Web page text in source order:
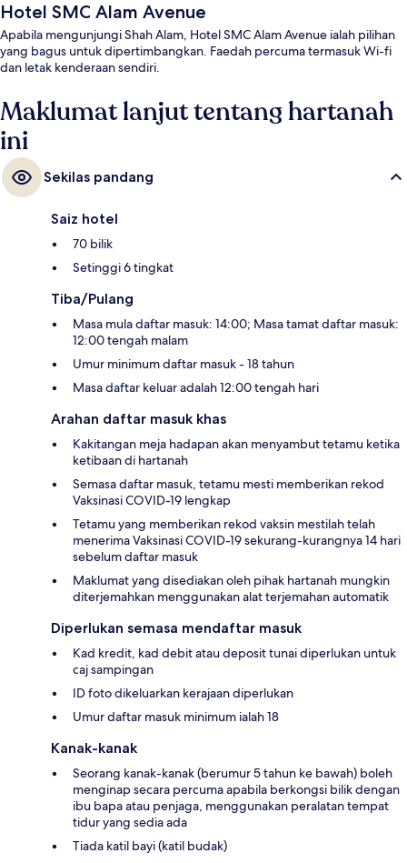
Hotel SMC Alam Avenue
Apabila mengunjungi Shah Alam, Hotel SMC Alam Avenue ialah pilihan
yang bagus untuk dipertimbangkan. Faedah percuma termasuk Wi-fi
dan letak kenderaan sendiri.
Maklumat lanjut tentang hartanah
ini
Sekilas pandang
Saiz hotel
70 bilik
Setinggi 6 tingkat
Tiba/Pulang
Masa mula daftar masuk: 14:00; Masa tamat daftar masuk:
12:00 tengah malam
Umur minimum daftar masuk - 18 tahun
Masa daftar keluar adalah 12:00 tengah hari
Arahan daftar masuk khas
Kakitangan meja hadapan akan menyambut tetamu ketika
ketibaan di hartanah
Semasa daftar masuk, tetamu mesti memberikan rekod
Vaksinasi COVID-19 lengkap
Tetamu yang memberikan rekod vaksin mestilah telah
menerima Vaksinasi COVID-19 sekurang-kurangnya 14 hari
sebelum daftar masuk
Maklumat yang disediakan oleh pihak hartanah mungkin
diterjemahkan menggunakan alat terjemahan automatik
Diperlukan semasa mendaftar masuk
Kad kredit, kad debit atau deposit tunai diperlukan untuk
caj sampingan
ID foto dikeluarkan kerajaan diperlukan
Umur daftar masuk minimum ialah 18
Kanak-kanak
Seorang kanak-kanak (berumur 5 tahun ke bawah) boleh
menginap secara percuma apabila berkongsi bilik dengan
ibu bapa atau penjaga, menggunakan peralatan tempat
tidur yang sedia ada
Tiada katil bayi (katil budak)